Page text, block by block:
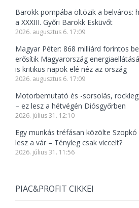
Barokk pompába öltözik a belváros:
a XXXIII. Győri Barokk Esküvőt
2026. augusztus 6. 17:09
Magyar Péter: 868 milliárd forintos
erősítik Magyarország
is kritikus napok elé néz az ország
2026. augusztus 6. 17:09
Motorbemutató és -sorsolás,
– ez lesz a hétvégén Diósgyőrben
2026. július 31. 12:10
Egy munkás tréfásan közölte
lesz a vár – Tényleg csak viccelt?
2026. július 31. 11:56
PIAC&PROFIT CIKKEI